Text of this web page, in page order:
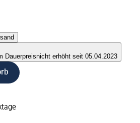
Dauerpreisnicht erhöht seit 05.04.2023